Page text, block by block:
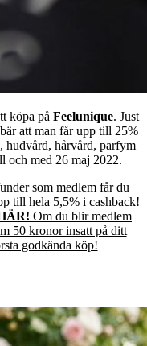
köpa på Feelunique. Just
att man får upp till 25%
hudvård, hårvård, parfym
och med 26 maj 2022.
som medlem får du
till hela 5,5% i cashback!
Om du blir medlem
50 kronor insatt på ditt
godkända köp!